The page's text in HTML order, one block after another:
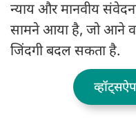
न्याय और मानवीय
सामने आया है, जो आने
जिंदगी बदल सकता है.